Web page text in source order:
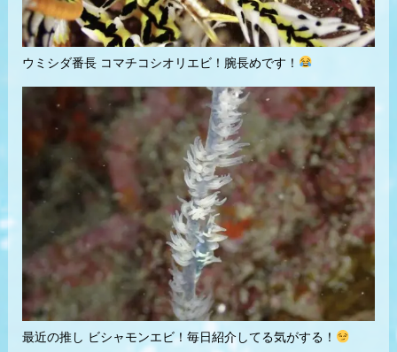
ウミシダ番長 コマチコシオリエビ！腕長めです！
最近の推し ビシャモンエビ！毎日紹介してる気がする！